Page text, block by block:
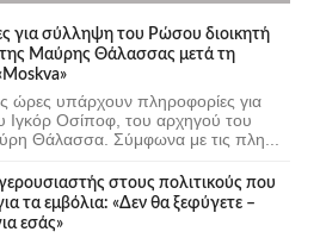
για σύλληψη του Ρώσου διοικητή
Mαύρης Θάλασσας μετά τη
ώρες υπάρχουν πληροφορίες για
Ιγκόρ Οσίποφ, του αρχηγού του
Θάλασσα. Σύμφωνα με τις πλη...
στους πολιτικούς που
τα εμβόλια: «Δεν θα ξεφύγετε –
εσάς»